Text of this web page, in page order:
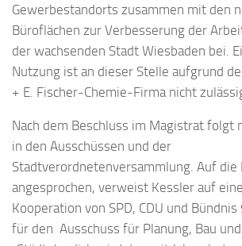
Gewerbestandorts zusammen mit den
Büroflächen zur Verbesserung der
der wachsenden Stadt Wiesbaden bei.
Nutzung ist an dieser Stelle aufgrund
+ E. Fischer-Chemie-Firma nicht
Nach dem Beschluss im Magistrat folgt
in den Ausschüssen und der
Stadtverordnetenversammlung. Auf die
angesprochen, verweist Kessler auf
Kooperation von SPD, CDU und
für den Ausschuss für Planung, Bau